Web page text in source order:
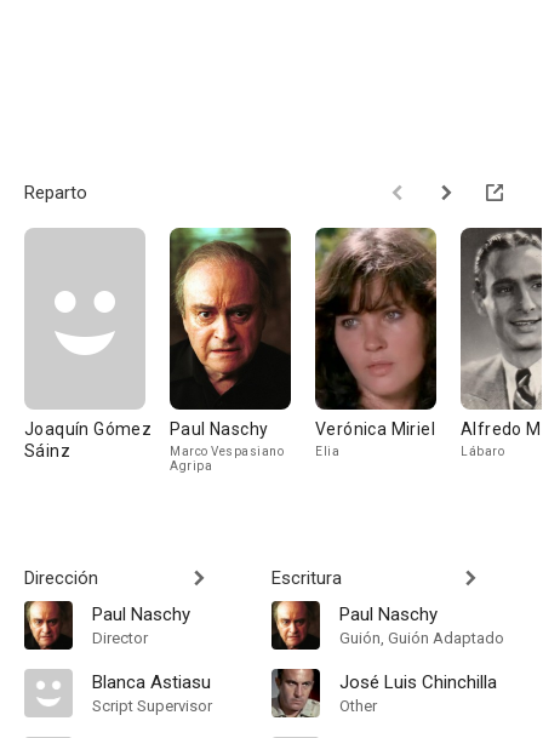
Reparto
Joaquín Gómez
Sáinz
Paul Naschy
Marco Vespasiano
Agripa
Verónica Miriel
Elia
Alfredo
Lábaro
Dirección
Paul Naschy
Director
Blanca Astiasu
Script Supervisor
Escritura
Paul Naschy
Guión, Guión Adaptado
José Luis Chinchilla
Other